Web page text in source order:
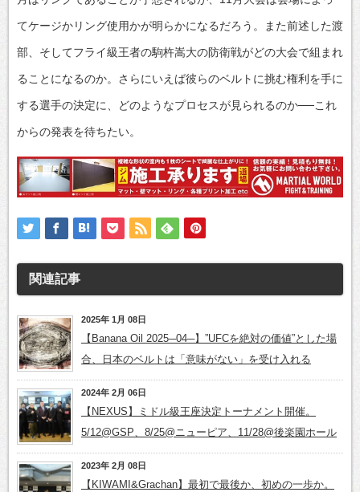
てケージかリング使用かが明らかになるだろう。また前述した渡
部、そしてフライ級王者の駒杵嵩大の防衛戦がどの大会で組まれ
ることになるのか。さらにいえば彼らのベルトに挑む権利を手に
する選手の決定に、どのようなプロセスが見られるのか──これ
からの発表を待ちたい。
関連記事
2025年 1月 08日
【Banana Oil 2025─04─】”UFCを絶対の価値”とした場
合、日本のベルトは「意味がない」を受け入れる
2024年 2月 06日
【NEXUS】ミドル級王座決定トーナメント開催。
5/12@GSP、8/25@ニューピア、11/28@後楽園ホール
2023年 2月 08日
【KIWAMI&Grachan】最初で最後か、初めの一歩か。